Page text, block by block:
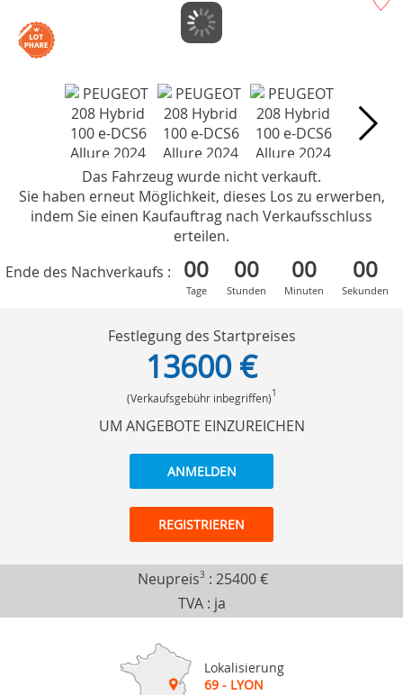
Das Fahrzeug wurde nicht verkauft.
Sie haben erneut Möglichkeit, dieses Los zu erwerben,
indem Sie einen Kaufauftrag nach Verkaufsschluss
erteilen.
Ende des Nachverkaufs :
00
Tage
00
Stunden
00
Minuten
00
Sekunden
Festlegung des Startpreises
13600 €
(Verkaufsgebühr inbegriffen)1
UM ANGEBOTE EINZUREICHEN
ANMELDEN
REGISTRIEREN
Neupreis3 : 25400 €
TVA : ja
Lokalisierung
69 - LYON